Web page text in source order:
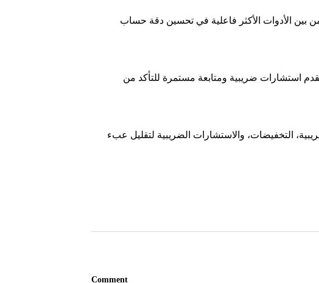
بين الأدوات الأكثر فاعلية في تحسين دقة حساب
استشارات ضريبية ومتابعة مستمرة للتأكد من
التخفيضات، والاستشارات الضريبية لتقليل عبء
Comment